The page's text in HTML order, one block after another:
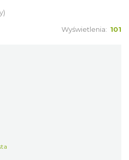
Wyświetlenia: 101